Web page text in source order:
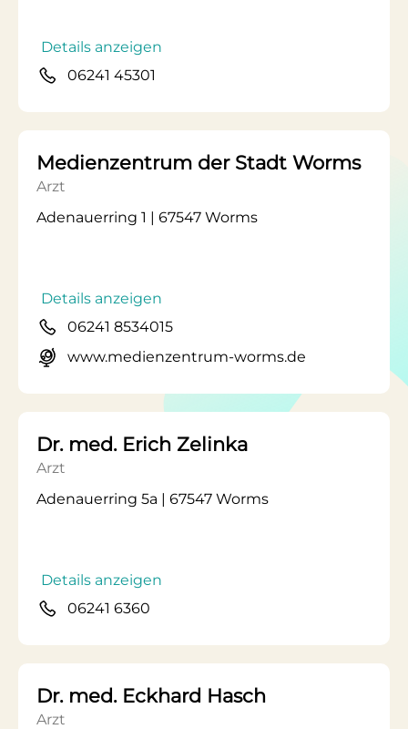
Details anzeigen
06241 45301
Medienzentrum der Stadt Worms
Arzt
Adenauerring 1 | 67547 Worms
Details anzeigen
06241 8534015
www.medienzentrum-worms.de
Dr. med. Erich Zelinka
Arzt
Adenauerring 5a | 67547 Worms
Details anzeigen
06241 6360
Dr. med. Eckhard Hasch
Arzt